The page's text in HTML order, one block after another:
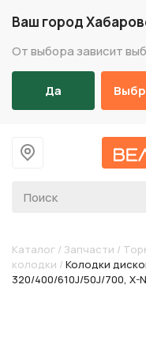
Ваш город
От выбора зависит
Да
Каталог / Запчасти /
колодки / Колодки
320/400/610J/50J/700, X-